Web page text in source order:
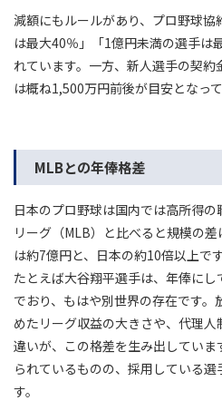
減額にもルールがあり、プロ野球
は最大40％」「1億円未満の選手は
れています。一方、新人選手の契
は概ね1,500万円前後が目安となって
MLBとの年俸格差
日本のプロ野球は国内では高所得
リーグ（MLB）と比べると規模の
は約7億円と、日本の約10倍以上です
たとえば大谷翔平選手は、年俸に
でおり、もはや別世界の存在です
めたリーグ収益の大きさや、代理
違いが、この格差を生み出していま
られているものの、採用している
す。